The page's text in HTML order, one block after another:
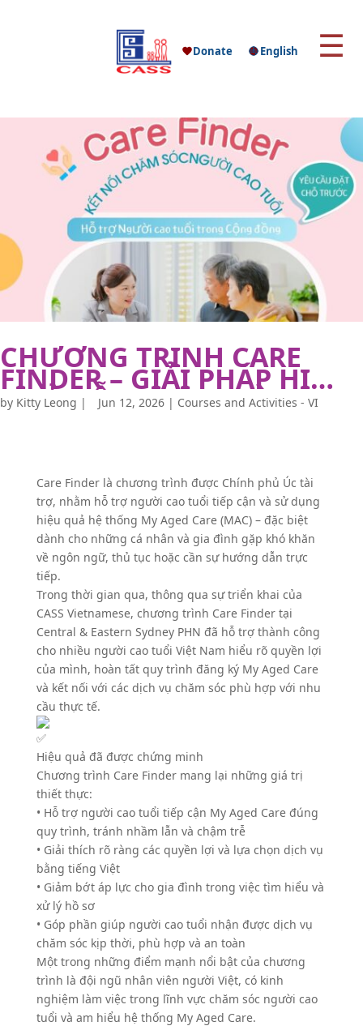
Donate English ☰
CHƯƠNG TRÌNH CARE
FINDER – GIẢI PHÁP HIỆU
QUẢ HỖ TRỢ NGƯỜI
CAO TUỔI VIỆT NAM TIẾP
by Kitty Leong | Jun 12, 2026 | Courses and Activities - VI
Care Finder là chương trình được Chính phủ Úc tài
trợ, nhằm hỗ trợ người cao tuổi tiếp cận và sử dụng
hiệu quả hệ thống My Aged Care (MAC) – đặc biệt
dành cho những cá nhân và gia đình gặp khó khăn
về ngôn ngữ, thủ tục hoặc cần sự hướng dẫn trực
tiếp.
Trong thời gian qua, thông qua sự triển khai của
CASS Vietnamese, chương trình Care Finder tại
Central & Eastern Sydney PHN đã hỗ trợ thành công
cho nhiều người cao tuổi Việt Nam hiểu rõ quyền lợi
của mình, hoàn tất quy trình đăng ký My Aged Care
và kết nối với các dịch vụ chăm sóc phù hợp với nhu
cầu thực tế.
Hiệu quả đã được chứng minh
Chương trình Care Finder mang lại những giá trị
thiết thực:
• Hỗ trợ người cao tuổi tiếp cận My Aged Care đúng
quy trình, tránh nhầm lẫn và chậm trễ
• Giải thích rõ ràng các quyền lợi và lựa chọn dịch vụ
bằng tiếng Việt
• Giảm bớt áp lực cho gia đình trong việc tìm hiểu và
xử lý hồ sơ
• Góp phần giúp người cao tuổi nhận được dịch vụ
chăm sóc kịp thời, phù hợp và an toàn
Một trong những điểm mạnh nổi bật của chương
trình là đội ngũ nhân viên người Việt, có kinh
nghiệm làm việc trong lĩnh vực chăm sóc người cao
tuổi và am hiểu hệ thống My Aged Care.